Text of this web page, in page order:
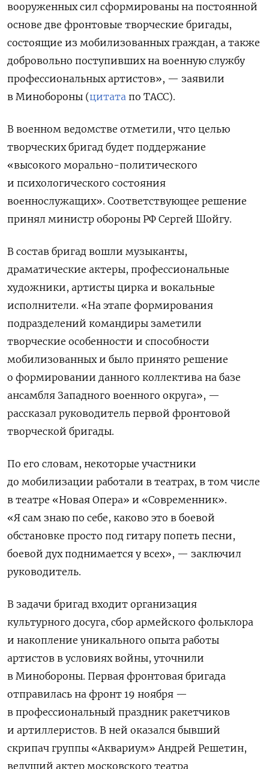
вооруженных сил сформированы на постоянной
основе две фронтовые творческие бригады,
состоящие из мобилизованных граждан, а также
добровольно поступивших на военную службу
профессиональных артистов», — заявили
в Минобороны (цитата по ТАСС).
В военном ведомстве отметили, что целью
творческих бригад будет поддержание
«высокого морально-политического
и психологического состояния
военнослужащих». Соответствующее решение
принял министр обороны РФ Сергей Шойгу.
В состав бригад вошли музыканты,
драматические актеры, профессиональные
художники, артисты цирка и вокальные
исполнители. «На этапе формирования
подразделений командиры заметили
творческие особенности и способности
мобилизованных и было принято решение
о формировании данного коллектива на базе
ансамбля Западного военного округа», —
рассказал руководитель первой фронтовой
творческой бригады.
По его словам, некоторые участники
до мобилизации работали в театрах, в том числе
в театре «Новая Опера» и «Современник».
«Я сам знаю по себе, каково это в боевой
обстановке просто под гитару попеть песни,
боевой дух поднимается у всех», — заключил
руководитель.
В задачи бригад входит организация
культурного досуга, сбор армейского фольклора
и накопление уникального опыта работы
артистов в условиях войны, уточнили
в Минобороны. Первая фронтовая бригада
отправилась на фронт 19 ноября —
в профессиональный праздник ракетчиков
и артиллеристов. В ней оказался бывший
скрипач группы «Аквариум» Андрей Решетин,
ведущий актер московского театра